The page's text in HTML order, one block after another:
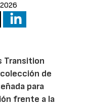
Transition
de
para
frente a la